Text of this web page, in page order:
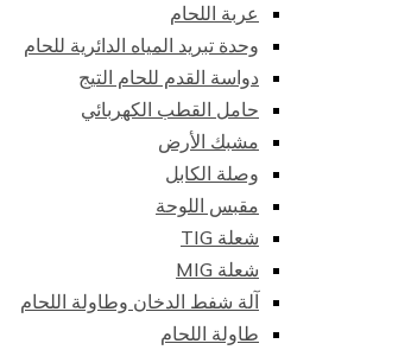
عربة اللحام
وحدة تبريد المياه الدائرية للحام
دواسة القدم للحام التيج
حامل القطب الكهربائي
مشبك الأرض
وصلة الكابل
مقبس اللوحة
شعلة TIG
شعلة MIG
آلة شفط الدخان وطاولة اللحام
طاولة اللحام